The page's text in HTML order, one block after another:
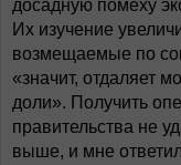
досадную помеху
Их изучение
возмещаемые по
«значит, отдаляет
доли». Получить
правительства не
выше, и мне